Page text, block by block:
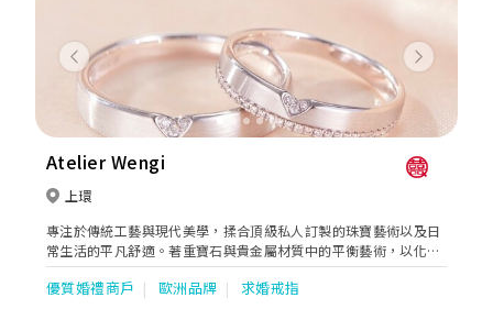
Previous Next
Atelier Wengi
上環
專注於傳統工藝與現代美學，揉合頂級私人訂製的珠寶藝術以及日
常生活的平凡舒適。著重寶石與貴金屬材質中的平衡藝術，以化繁
為簡的角度呈現珠寶的樣貌，用珠寶道出每一故事。
優質婚禮商戶 歐洲品牌 求婚戒指